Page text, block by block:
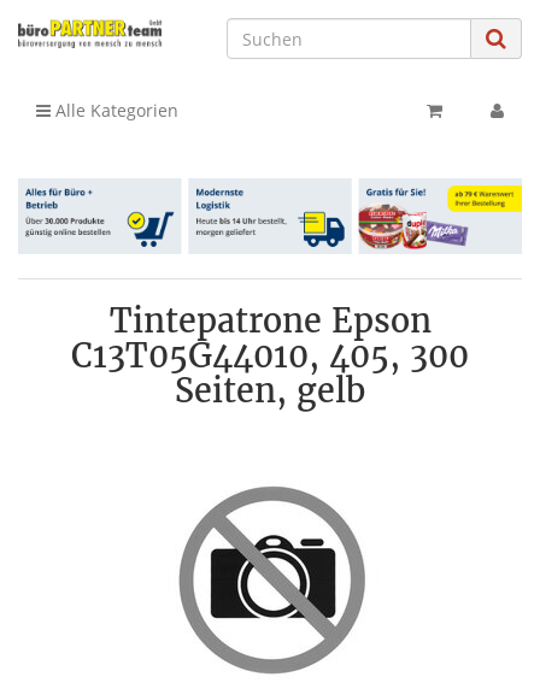
Alle Kategorien
Tintepatrone Epson
C13T05G44010, 405, 300
Seiten, gelb